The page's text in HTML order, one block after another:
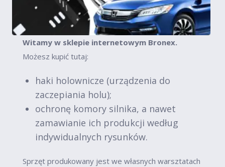
Witamy w sklepie internetowym Bronex.
Możesz kupić tutaj:
haki holownicze (urządzenia do
zaczepiania holu);
ochronę komory silnika, a nawet
zamawianie ich produkcji według
indywidualnych rysunków.
Sprzęt produkowany jest we własnych warsztatach